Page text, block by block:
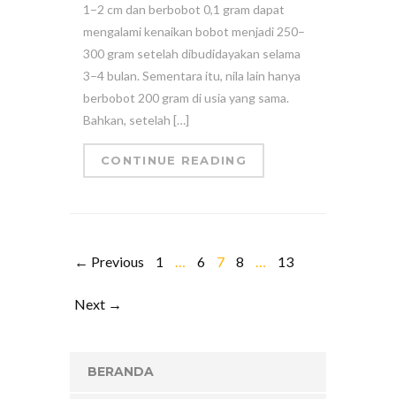
1–2 cm dan berbobot 0,1 gram dapat
mengalami kenaikan bobot menjadi 250–
300 gram setelah dibudidayakan selama
3–4 bulan. Sementara itu, nila lain hanya
berbobot 200 gram di usia yang sama.
Bahkan, setelah […]
CONTINUE READING
← Previous 1 6 7 8 13
Next →
BERANDA